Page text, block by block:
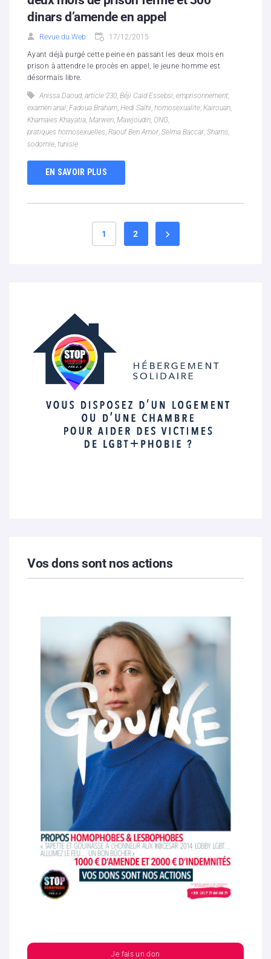
dinars d’amende en appel
Revue du Web 17/12/2015
Ayant déjà purgé cette peine en passant les deux mois en
prison à attendre le procès en appel, le jeune homme est
désormais libre.
Anissa Daoud, article 230, Béji Caïd Essebsi, emprisonnement,
examen anal, Fadoua Braham, Hedi Salhi, homosexualite, Kairouan,
Khamaies Khayatia, Marwen, Mawjoudin, ONG,
pratiques homosexuelles, Raouf Ben Amor, Selma Baccar, Shams,
sodomie, tunisie
EN SAVOIR PLUS
1 2
Vos dons sont nos actions
Je fais un don